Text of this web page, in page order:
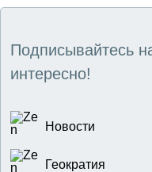
Подписывайтесь
интересно!
Новости
Геократия